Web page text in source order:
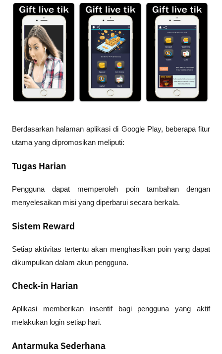
Berdasarkan halaman aplikasi di Google Play, beberapa fitur
utama yang dipromosikan meliputi:
Tugas Harian
Pengguna dapat memperoleh poin tambahan dengan
menyelesaikan misi yang diperbarui secara berkala.
Sistem Reward
Setiap aktivitas tertentu akan menghasilkan poin yang dapat
dikumpulkan dalam akun pengguna.
Check-in Harian
Aplikasi memberikan insentif bagi pengguna yang aktif
melakukan login setiap hari.
Antarmuka Sederhana